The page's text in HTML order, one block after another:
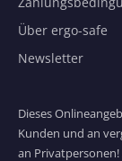
Über ergo-safe
Newsletter
Dieses
Kunden und an
an